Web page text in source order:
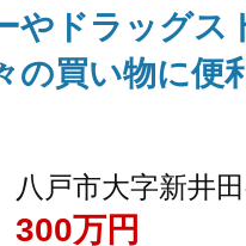
やドラッグス
の買い物に便
八戸市大字新井
300万円